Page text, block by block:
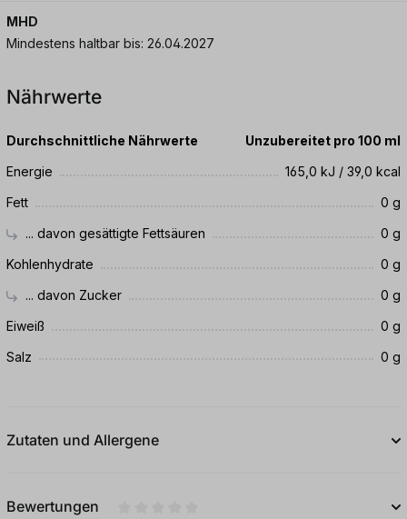
MHD
Mindestens haltbar bis: 26.04.2027
Nährwerte
Durchschnittliche Nährwerte
Unzubereitet pro 100 ml
Energie
165,0 kJ / 39,0 kcal
Fett
0 g
... davon gesättigte Fettsäuren
0 g
Kohlenhydrate
0 g
... davon Zucker
0 g
Eiweiß
0 g
Salz
0 g
Zutaten und Allergene
Bewertungen